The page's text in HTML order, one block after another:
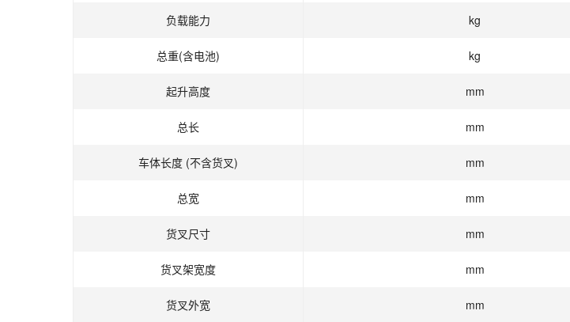
负载能力 kg
总重(含电池) kg
起升高度 mm
总长 mm
车体长度 (不含货叉) mm
总宽 mm
货叉尺寸 mm
货叉架宽度 mm
货叉外宽 mm